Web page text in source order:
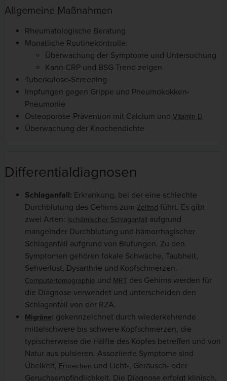
Allgemeine Maßnahmen
Rheumatologische Beratung
Monatliche Routinekontrolle:
Überwachung der Symptome und Untersuchung
Kann CRP und BSG Trend zeigen
Tuberkulose-Screening
Impfungen gegen Grippe und Pneumokokken-
Pneumonie
Osteoporose-Prävention mit Calcium und Vitamin D
Überwachung der Knochendichte
Differentialdiagnosen
Schlaganfall: Erkrankung, bei der eine schlechte
Durchblutung des Gehirns zum Zelltod führt. Es gibt
zwei Arten: ischämischer Schlaganfall aufgrund
mangelnder Durchblutung und hämorrhagischer
Schlaganfall aufgrund von Blutungen. Zu den
Symptomen gehören fokale Schwäche, Taubheit,
Sehverlust, Dysarthrie und Kopfschmerzen.
Computertomographie und MRT des Gehirns werden für
die Diagnose verwendet und unterscheiden den
Schlaganfall von der RZA.
Migräne: gekennzeichnet durch wiederkehrende
mittelschwere bis schwere Kopfschmerzen, die
typischerweise die Hälfte des Kopfes betreffen und von
Natur aus pulsieren. Assoziierte Symptome sind
Übelkeit, Erbrechen und Licht-, Geräusch- oder
Geruchsempfindlichkeit. Die Diagnose erfolgt klinisch,